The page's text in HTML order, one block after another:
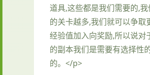
道具,这些都是我们需要的,
的关卡越多,我们就可以争取
经验值加入向奖励,所以说对
的副本我们是需要有选择性
的。</p>